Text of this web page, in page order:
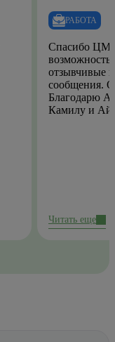
РАБОТА
Спасибо ЦМО
отзывчивые
сообщения.
Благодарю
Камилу и
Читать еще